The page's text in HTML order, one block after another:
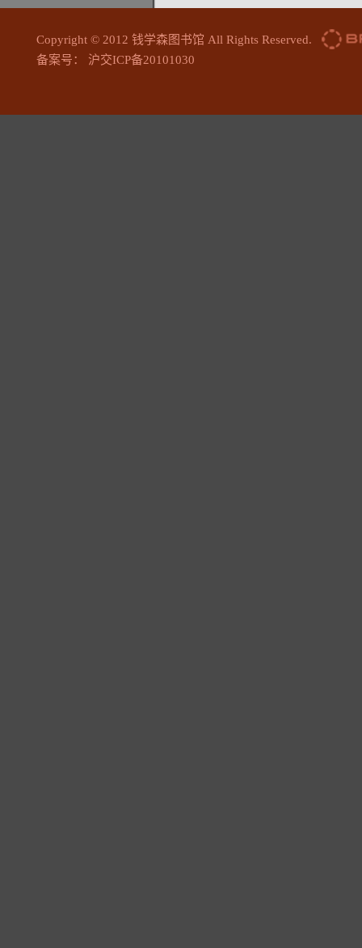
Copyright © 2012 钱学森图书馆 All Rights Reserved.
备案号： 沪交ICP备20101030